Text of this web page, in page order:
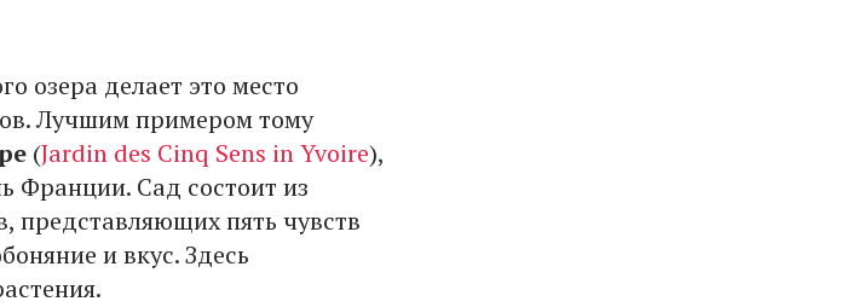
озера делает это место
Лучшим примером тому
(Jardin des Cinq Sens in Yvoire),
Франции. Сад состоит из
представляющих пять чувств
и вкус. Здесь